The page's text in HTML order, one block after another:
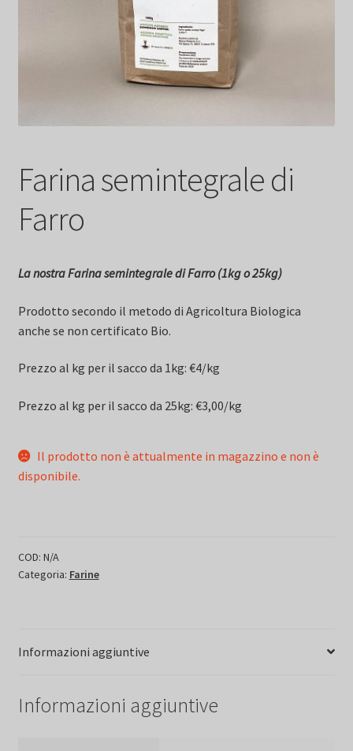
Farina semintegrale di
Farro
La nostra Farina semintegrale di Farro (1kg o 25kg)
Prodotto secondo il metodo di Agricoltura Biologica
anche se non certificato Bio.
Prezzo al kg per il sacco da 1kg: €4/kg
Prezzo al kg per il sacco da 25kg: €3,00/kg
Il prodotto non è attualmente in magazzino e non è
disponibile.
COD: N/A
Categoria: Farine
Informazioni aggiuntive
Informazioni aggiuntive